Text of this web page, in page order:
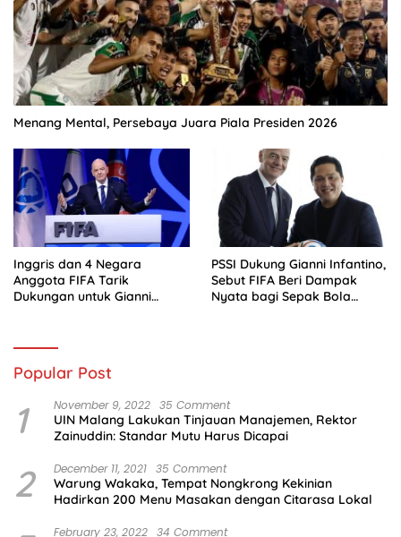
Menang Mental, Persebaya Juara Piala Presiden 2026
Inggris dan 4 Negara
Anggota FIFA Tarik
Dukungan untuk Gianni
PSSI Dukung Gianni Infantino,
Sebut FIFA Beri Dampak
Nyata bagi Sepak Bola
Popular Post
1 November 9, 2022 35 Comment
UIN Malang Lakukan Tinjauan Manajemen, Rektor
Zainuddin: Standar Mutu Harus Dicapai
2 December 11, 2021 35 Comment
Warung Wakaka, Tempat Nongkrong Kekinian
Hadirkan 200 Menu Masakan dengan Citarasa Lokal
February 23, 2022 34 Comment